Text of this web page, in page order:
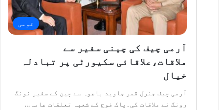
قومی
آرمی چیف کی چینی سفیر سے
ملاقات،علاقائی سکیورٹی پر تبادلہ
خیال
آرمی چیف جنرل قمر جاوید باجوہ سے چین کے سفیر نونگ
رونگ نے ملاقات کی۔پاک فوج کے شعبہ تعلقات عامہ…